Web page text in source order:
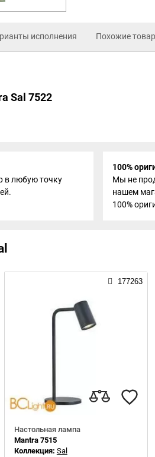
исполнения Похожие
Sal 7522
в любую точку
100%
Мы не
нашем
100%
177263
Настольная лампа
Mantra 7515
Коллекция: Sal